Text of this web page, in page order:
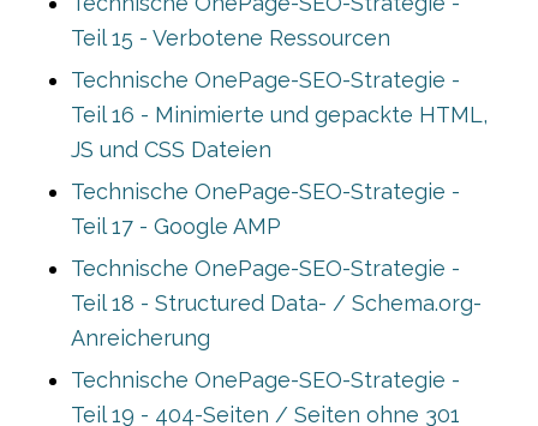
Teil 15 - Verbotene Ressourcen
Technische OnePage-SEO-Strategie -
Teil 16 - Minimierte und gepackte HTML,
JS und CSS Dateien
Technische OnePage-SEO-Strategie -
Teil 17 - Google AMP
Technische OnePage-SEO-Strategie -
Teil 18 - Structured Data- / Schema.org-
Anreicherung
Technische OnePage-SEO-Strategie -
Teil 19 - 404-Seiten / Seiten ohne 301